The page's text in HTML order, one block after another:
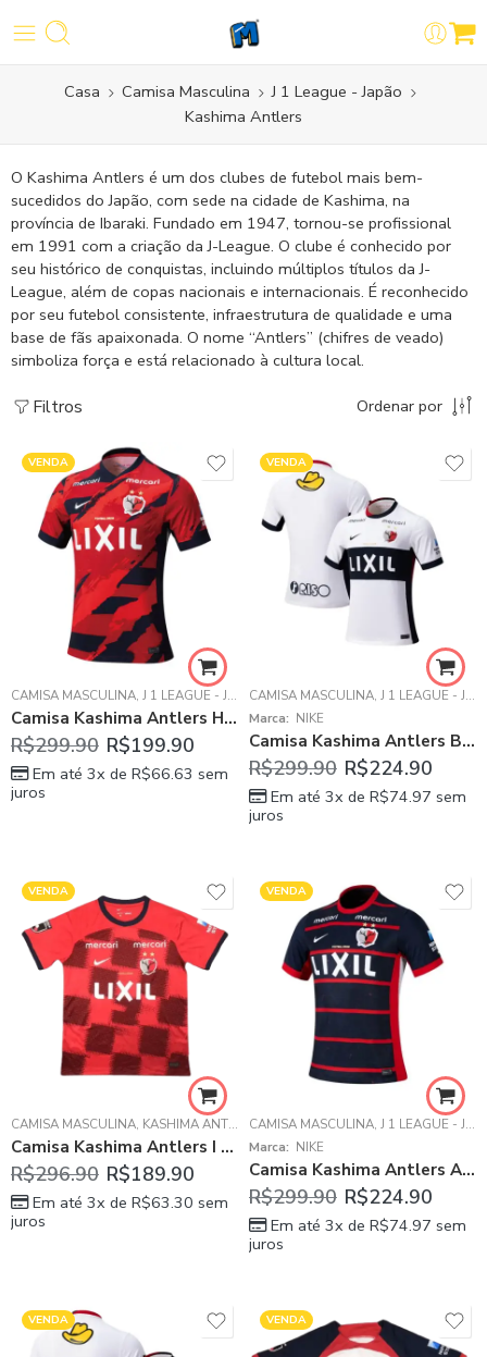
Casa Camisa Masculina
J 1 League - Japão
Kashima Antlers
O Kashima Antlers é um dos clubes de futebol mais bem-
sucedidos do Japão, com sede na cidade de Kashima, na
província de Ibaraki. Fundado em 1947, tornou-se profissional
em 1991 com a criação da J-League. O clube é conhecido por
seu histórico de conquistas, incluindo múltiplos títulos da J-
League, além de copas nacionais e internacionais. É reconhecido
por seu futebol consistente, infraestrutura de qualidade e uma
base de fãs apaixonada. O nome “Antlers” (chifres de veado)
simboliza força e está relacionado à cultura local.
Filtros Ordenar por
VENDA
CAMISA MASCULINA, J 1 LEAGUE - JAPÃO ,KASHIMA ANTLERS
Camisa Kashima Antlers Home Vermelha 2025/26 Masculina
R$299.90 R$199.90
Em até 3x de R$66.63 sem
juros
VENDA
CAMISA MASCULINA, J 1 LEAGUE - JAPÃO
Marca: NIKE
Camisa Kashima Antlers Branca 2026/27 Away II Masculina
R$299.90 R$224.90
Em até 3x de R$74.97 sem
juros
VENDA
CAMISA MASCULINA, KASHIMA ANTLERS
Camisa Kashima Antlers I Home Vermelha 2023/24 Masculina
R$296.90 R$189.90
Em até 3x de R$63.30 sem
juros
VENDA
CAMISA MASCULINA, J 1 LEAGUE - JAPÃO
Marca: NIKE
Camisa Kashima Antlers Azul 2026/27 Home I Masculina
R$299.90 R$224.90
Em até 3x de R$74.97 sem
juros
VENDA VENDA